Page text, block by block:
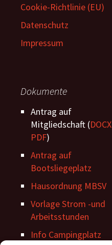
Cookie-Richtlinie (EU)
Datenschutz
Impressum
Dokumente
Antrag auf
Mitgliedschaft (DOCX
PDF)
Antrag auf
Bootsliegeplatz
Hausordnung MBSV
Vorlage Strom -und
Arbeitsstunden
Info Campingplatz